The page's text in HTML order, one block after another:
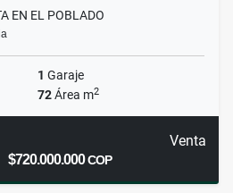
EN EL POBLADO
1 Garaje
72Área m2
Venta
$720.000.000COP